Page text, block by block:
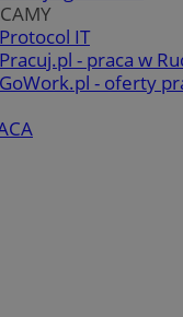
Protocol IT
Pracuj.pl - praca w
GoWork.pl - oferty